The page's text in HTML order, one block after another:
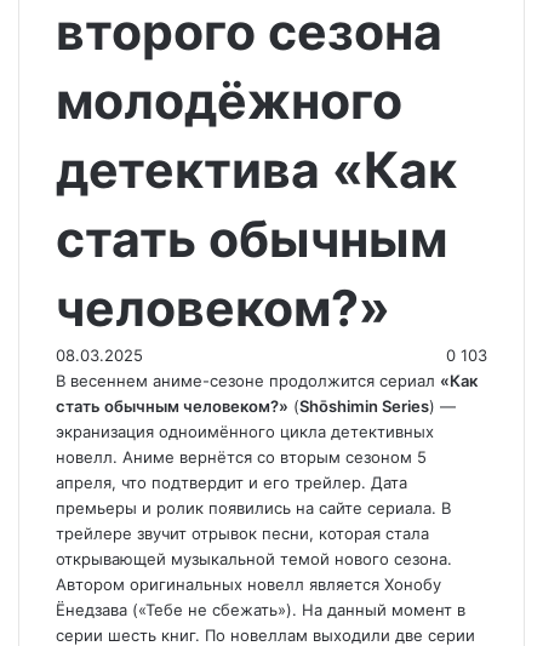
второго сезона
молодёжного
детектива «Как
стать обычным
человеком?»
08.03.2025 0 103
В весеннем аниме-сезоне продолжится сериал «Как
стать обычным человеком?» (Shōshimin Series) —
экранизация одноимённого цикла детективных
новелл. Аниме вернётся со вторым сезоном 5
апреля, что подтвердит и его трейлер. Дата
премьеры и ролик появились на сайте сериала. В
трейлере звучит отрывок песни, которая стала
открывающей музыкальной темой нового сезона.
Автором оригинальных новелл является Хонобу
Ёнедзава («Тебе не сбежать»). На данный момент в
серии шесть книг. По новеллам выходили две серии